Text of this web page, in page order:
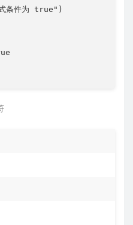
条件为 true")